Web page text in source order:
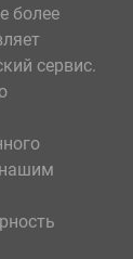
более
сервис.
нашим